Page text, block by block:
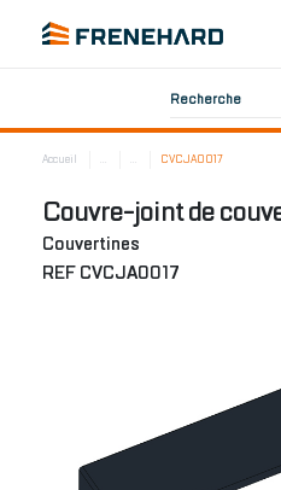
Recherche
Accueil ... ... CVCJA0017
Couvre-joint de
Couvertines
REF CVCJA0017